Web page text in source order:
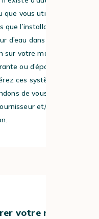
que vous utilisez pour votre
que l’installation d’un
d’eau dans votre maison, ou
sur votre machine à café
ou d’éponges filtrantes.
ces systèmes, nous vous
de vous renseigner
et/ou de la notice
votre machine à